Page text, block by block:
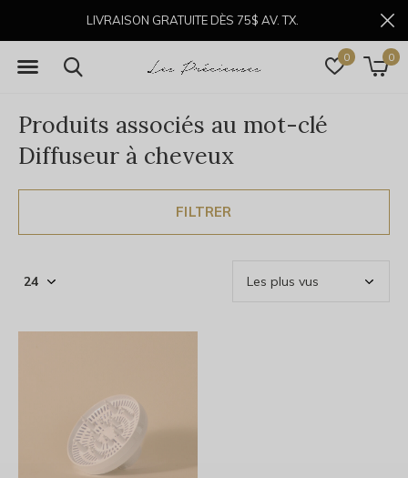
0 0
LIVRAISON GRATUITE DÈS 75$ AV. TX.
Produits associés au mot-clé
Diffuseur à cheveux
FILTRER